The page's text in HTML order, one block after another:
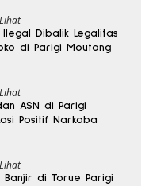
Dibalik Legalitas
di Parigi Moutong
ASN di Parigi
Positif Narkoba
Banjir di Torue Parigi